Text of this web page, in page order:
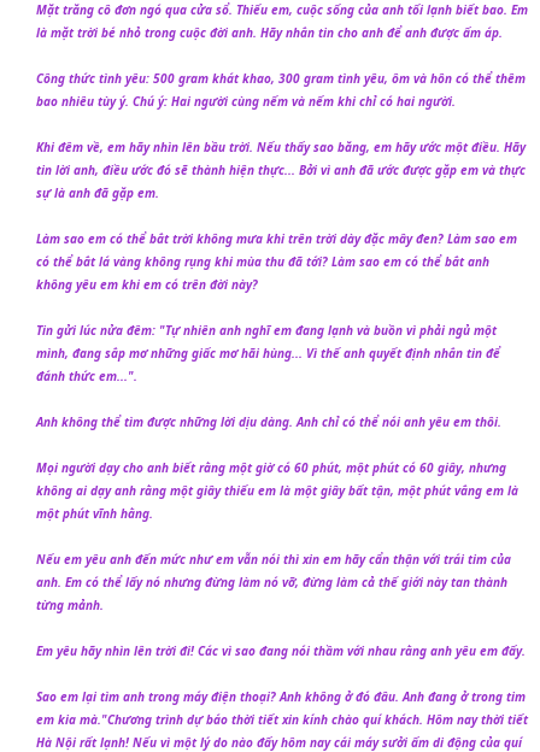
Mặt trăng cô đơn ngó qua cửa sổ. Thiếu em, cuộc sống của anh tối lạnh biết bao. Em
là mặt trời bé nhỏ trong cuộc đời anh. Hãy nhắn tin cho anh để anh được ấm áp.
Công thức tình yêu: 500 gram khát khao, 300 gram tình yêu, ôm và hôn có thể thêm
bao nhiêu tùy ý. Chú ý: Hai người cùng nếm và nếm khi chỉ có hai người.
Khi đêm về, em hãy nhìn lên bầu trời. Nếu thấy sao băng, em hãy ước một điều. Hãy
tin lời anh, điều ước đó sẽ thành hiện thực... Bởi vì anh đã ước được gặp em và thực
sự là anh đã gặp em.
Làm sao em có thể bắt trời không mưa khi trên trời dày đặc mây đen? Làm sao em
có thể bắt lá vàng không rụng khi mùa thu đã tới? Làm sao em có thể bắt anh
không yêu em khi em có trên đời này?
Tin gửi lúc nửa đêm: "Tự nhiên anh nghĩ em đang lạnh và buồn vì phải ngủ một
mình, đang sắp mơ những giấc mơ hãi hùng... Vì thế anh quyết định nhắn tin để
đánh thức em...".
Anh không thể tìm được những lời dịu dàng. Anh chỉ có thể nói anh yêu em thôi.
Mọi người dạy cho anh biết rằng một giờ có 60 phút, một phút có 60 giây, nhưng
không ai dạy anh rằng một giây thiếu em là một giây bất tận, một phút vắng em là
một phút vĩnh hằng.
Nếu em yêu anh đến mức như em vẫn nói thì xin em hãy cẩn thận với trái tim của
anh. Em có thể lấy nó nhưng đừng làm nó vỡ, đừng làm cả thế giới này tan thành
từng mảnh.
Em yêu hãy nhìn lên trời đi! Các vì sao đang nói thầm với nhau rằng anh yêu em đấy.
Sao em lại tìm anh trong máy điện thoại? Anh không ở đó đâu. Anh đang ở trong tim
em kia mà."Chương trình dự báo thời tiết xin kính chào quí khách. Hôm nay thời tiết
Hà Nội rất lạnh! Nếu vì một lý do nào đấy hôm nay cái máy sưởi ấm di động của quí